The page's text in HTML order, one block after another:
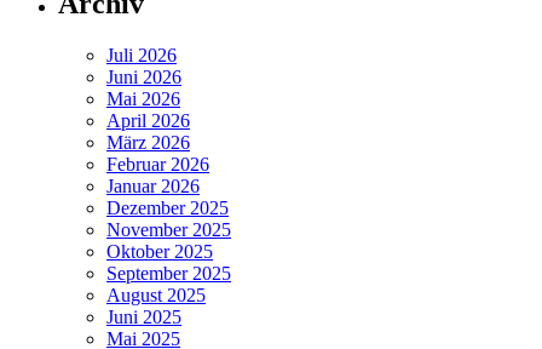
Juli 2026
Juni 2026
Mai 2026
April 2026
März 2026
Februar 2026
Januar 2026
Dezember 2025
November 2025
Oktober 2025
September 2025
August 2025
Juni 2025
Mai 2025